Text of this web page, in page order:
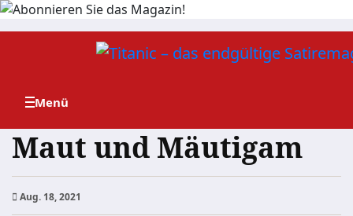
Zum
Maut und Mäutigam
Aug. 18, 2021